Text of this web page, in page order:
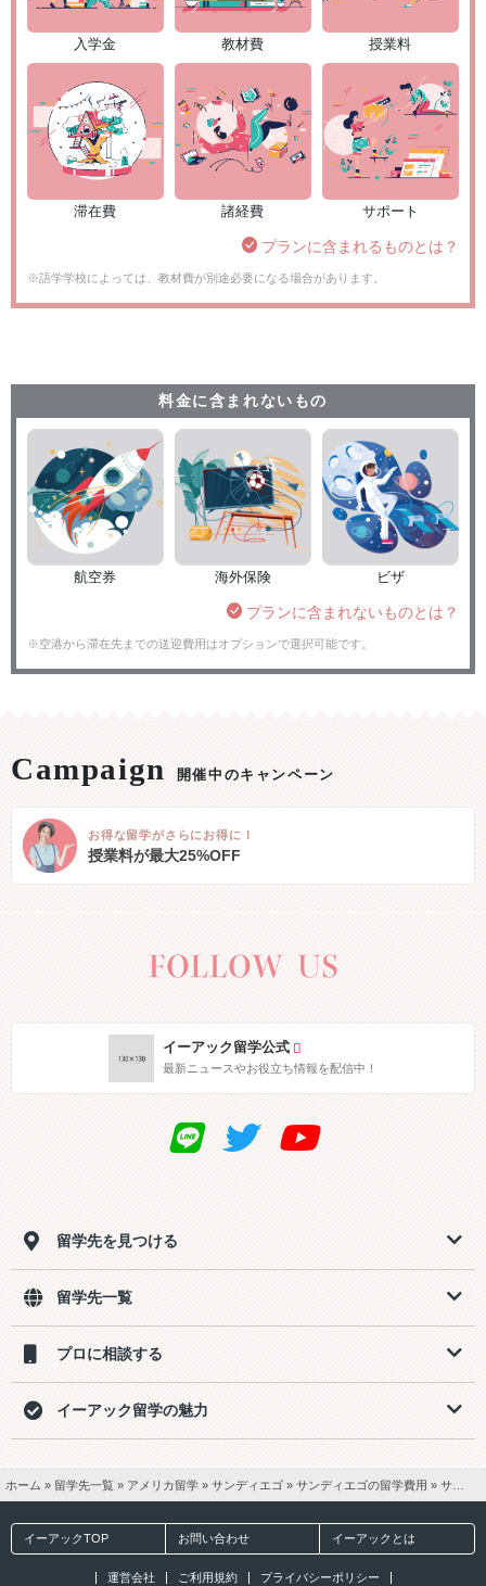
入学金 教材費 授業料
滞在費 諸経費 サポート
プランに含まれるものとは？
※語学学校によっては、教材費が別途必要になる場合があります。
料金に含まれないもの
航空券 海外保険 ビザ
プランに含まれないものとは？
※空港から滞在先までの送迎費用はオプションで選択可能です。
開催中のキャンペーン
お得な留学がさらにお得に！
授業料が最大25%OFF
イーアック留学公式
最新ニュースやお役立ち情報を配信中！
留学先を見つける
留学先一覧
プロに相談する
イーアック留学の魅力
ホーム » 留学先一覧 » アメリカ留学 » サンディエゴ » サンディエゴの留学費用 » サンディエゴ 4週間留学【一般英語18ホームステイ2食付き】費用
イーアックTOP お問い合わせ イーアックとは
運営会社 ご利用規約 プライバシーポリシー